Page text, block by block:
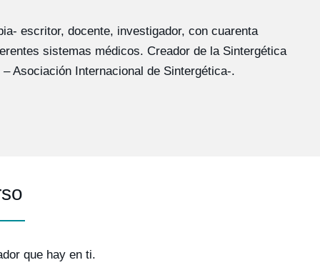
escritor, docente, investigador, con cuarenta
sistemas médicos. Creador de la Sintergética
Asociación Internacional de Sintergética-.
que hay en ti.